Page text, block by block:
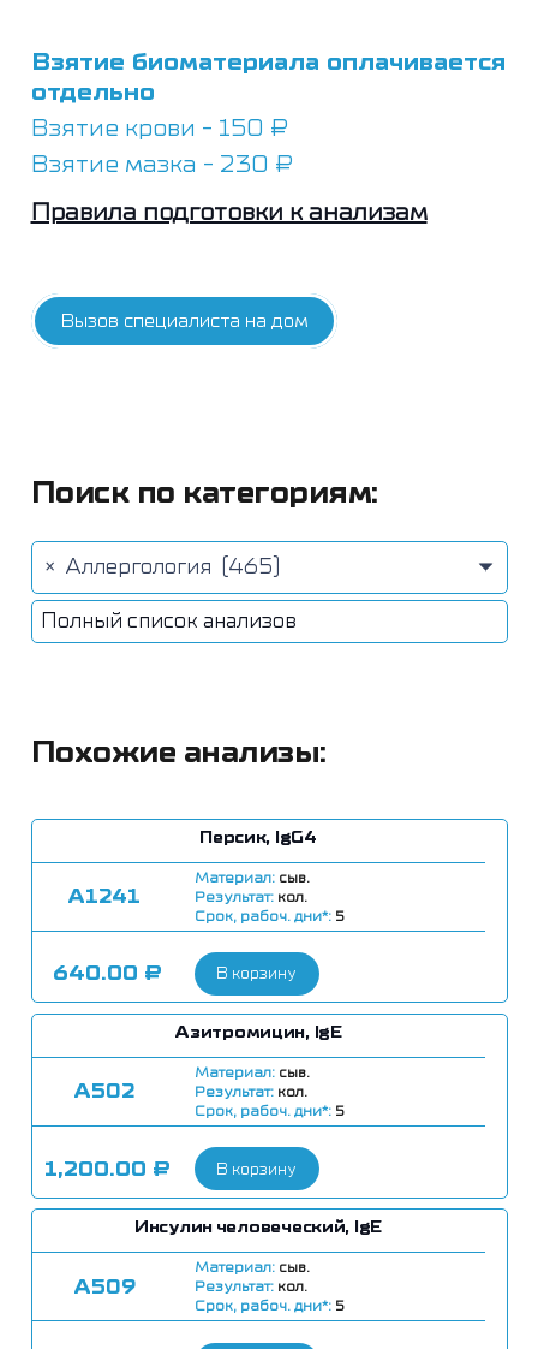
Взятие биоматериала оплачивается
отдельно
Взятие крови - 150 ₽
Взятие мазка - 230 ₽
Правила подготовки к анализам
Вызов специалиста на дом
Поиск по категориям:
× Аллергология (465)
Полный список анализов
Похожие анализы:
Персик, IgG4
А1241
Материал: сыв.
Результат: кол.
Срок, рабоч. дни*: 5
640.00 ₽ В корзину
Азитромицин, IgE
А502
Материал: сыв.
Результат: кол.
Срок, рабоч. дни*: 5
1,200.00 ₽ В корзину
Инсулин человеческий, IgE
А509
Материал: сыв.
Результат: кол.
Срок, рабоч. дни*: 5